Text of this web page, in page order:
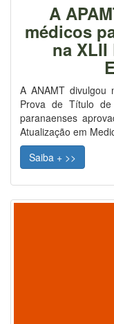
A
médicos
na
A ANAMT
Prova de Título
paranaenses
Atualização em
Saiba + >>